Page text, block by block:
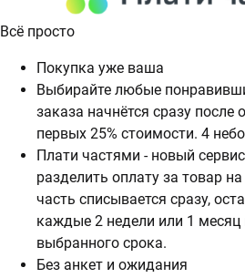
Всё просто
Покупка уже ваша
Выбирайте любые
заказа начнётся сразу
первых 25% стоимости. 4
Плати частями - новый
разделить оплату за товар
часть списывается сразу,
каждые 2 недели или 1 месяц
выбранного срока.
Без анкет и ожидания